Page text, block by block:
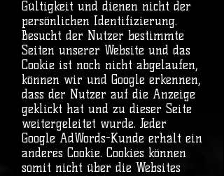
Gültigkeit und dienen nicht der
persönlichen Identifizierung.
Besucht der Nutzer bestimmte
Seiten unserer Website und das
Cookie ist noch nicht abgelaufen,
können wir und Google erkennen,
dass der Nutzer auf die Anzeige
geklickt hat und zu dieser Seite
weitergeleitet wurde. Jeder
Google AdWords-Kunde erhält ein
anderes Cookie. Cookies können
somit nicht über die Websites